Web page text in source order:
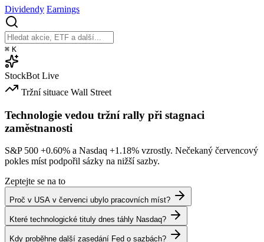
Dividendy Earnings
⌘ K
StockBot Live
Tržní situace Wall Street
Technologie vedou tržní rally při stagnaci
zaměstnanosti
S&P 500 +0.60% a Nasdaq +1.18% vzrostly. Nečekaný červencový
pokles míst podpořil sázky na nižší sazby.
Zeptejte se na to
Proč v USA v červenci ubylo pracovních míst?
Které technologické tituly dnes táhly Nasdaq?
Kdy proběhne další zasedání Fed o sazbách?